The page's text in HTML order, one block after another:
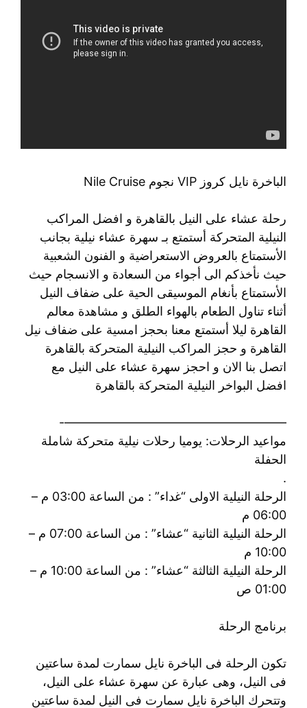
الباخرة نايل كروز VIP نجوم Nile Cruise
رحلة عشاء على النيل بالقاهرة و افضل المراكب
النيلية المتحركة أستمتع بـ سهرة عشاء نيلية بجانب
الأستمتاع بالعروض الاستعراضية و الفنون الشعبية
حيث نأخذكم الى أجواء من السعادة و الانسجام حيث
الأستمتاع بأنغام الموسيقى الحية على ضفاف النيل
أثناء تناول الطعام بالهواء الطلق و مشاهدة معالم
القاهرة ليلا أستمتع معنا بحجز امسية على ضفاف نيل
القاهرة و حجز المراكب النيلية المتحركة بالقاهرة
اتصل بنا الان و احجز سهرة عشاء على النيل مع
افضل البواخر النيلية المتحركة بالقاهرة
——————————————————-
مواعيد الرحلات: يوميا رحلات نيلية متحركة شاملة
الحفلة
.
الرحلة النيلية الاولى “غداء” : من الساعة 03:00 م –
06:00 م
الرحلة النيلية الثانية “عشاء” : من الساعة 07:00 م –
10:00 م
الرحلة النيلية الثالثة “عشاء” : من الساعة 10:00 م –
01:00 ص
برنامج الرحلة
تكون الرحلة فى الباخرة نايل سمارت لمدة ساعتين
فى النيل، وهى عبارة عن سهرة عشاء على النيل،
وتتحرك الباخرة نايل سمارت فى النيل لمدة ساعتين